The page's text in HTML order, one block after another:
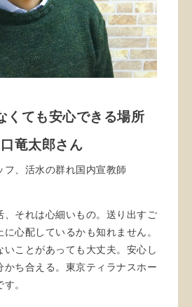
くても安心できる場所
竜太郎さん
フ、活水の群れ国内宣教師
、それは心細いもの。送り出すご
心配しているかも知れません。
いことがあっても大丈夫。安心し
かち合える。東京ティラナスホー
。